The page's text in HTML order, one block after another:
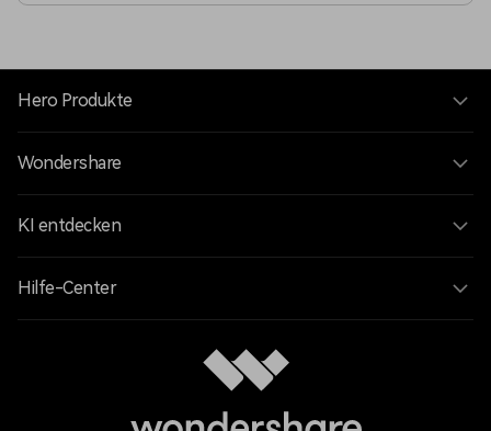
Hero Produkte
Wondershare
KI entdecken
Hilfe-Center